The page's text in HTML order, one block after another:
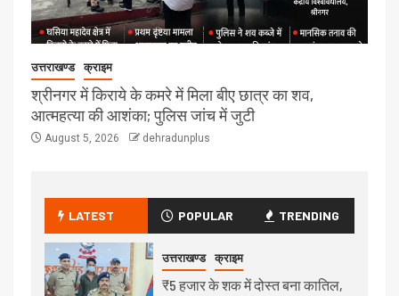
उत्तराखण्ड क्राइम
श्रीनगर में किराये के कमरे में मिला बीए छात्र का शव,
आत्महत्या की आशंका; पुलिस जांच में जुटी
August 5, 2026 dehradunplus
LATEST POPULAR TRENDING
उत्तराखण्ड क्राइम
₹5 हजार के शक में दोस्त बना कातिल,